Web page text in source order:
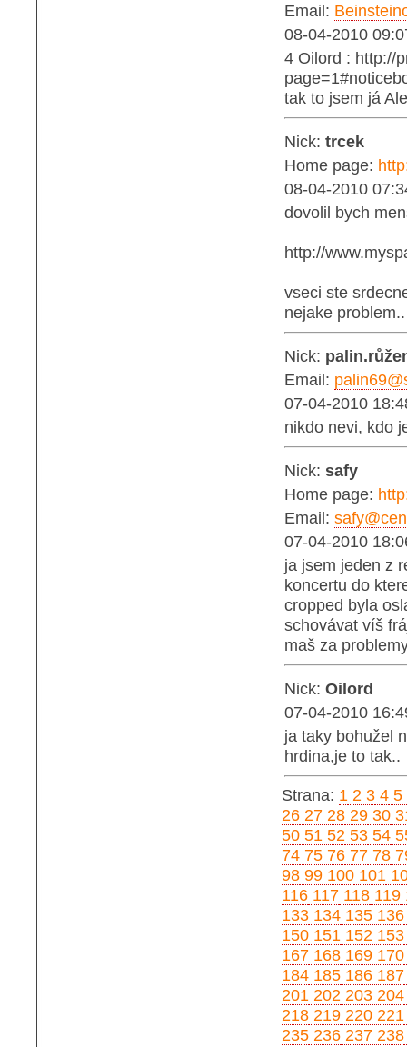
Email:
08-04-2010
4 Oilord : http://
tak to jsem já
Nick: trcek
Home page:
08-04-2010
dovolil bych
http://
vseci ste
nejake
Nick:
Email:
07-04-2010
nikdo nevi, kdo
Nick: safy
Home page:
Email:
07-04-2010
ja jsem jeden z
koncertu do
cropped byla
schovávat víš
maš za
Nick: Oilord
07-04-2010
ja taky bohužel
hrdina,je to tak..
Strana: 1 2 3 4 5
26 27 28 29 30
50 51 52 53 54
74 75 76 77 78
98 99 100 101
116 117 118 119
133 134 135 136
150 151 152 153
167 168 169 170
184 185 186 187
201 202 203 204
218 219 220 221
235 236 237 238